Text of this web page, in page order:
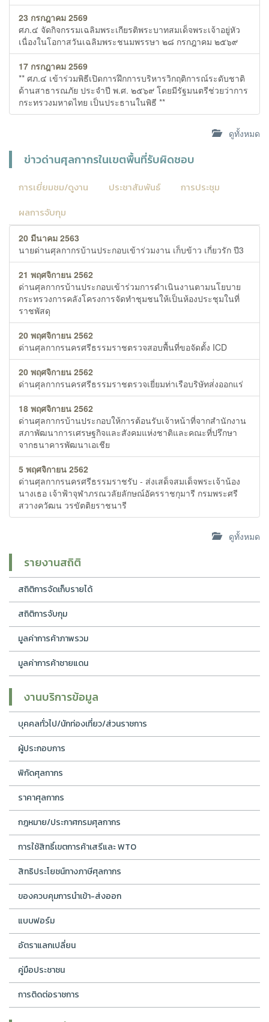
23 กรกฎาคม 2569
ศภ.๔ จัดกิจกรรมเฉลิมพระเกียรติพระบาทสมเด็จพระเจ้าอยู่หัว
เนื่องในโอกาสวันเฉลิมพระชนมพรรษา ๒๘ กรกฎาคม ๒๕๖๙
17 กรกฎาคม 2569
** ศภ.๔ เข้าร่วมพิธีเปิดการฝึกการบริหารวิกฤติการณ์ระดับชาติ
ด้านสาธารณภัย ประจำปี พ.ศ. ๒๕๖๙ โดยมีรัฐมนตรีช่วยว่าการ
กระทรวงมหาดไทย เป็นประธานในพิธี **
ดูทั้งหมด
ข่าวด่านศุลกากรในเขตพื้นที่รับผิดชอบ
การเยี่ยมชม/ดูงาน ประชาสัมพันธ์
การประชุม
ผลการจับกุม
20 มีนาคม 2563
นายด่านศุลกากรบ้านประกอบเข้าร่วมงาน เก็บข้าว เกี่ยวรัก ปี3
21 พฤศจิกายน 2562
ด่านศุลกากรบ้านประกอบเข้าร่วมการดำเนินงานตามนโยบาย
กระทรวงการคลังโครงการจัดทำชุมชนให้เป็นห้องประชุมในที่
ราชพัสดุ
20 พฤศจิกายน 2562
ด่านศุลกากรนครศรีธรรมราชตรวจสอบพื้นที่ขอจัดตั้ง ICD
20 พฤศจิกายน 2562
ด่านศุลกากรนครศรีธรรมราชตรวจเยี่ยมท่าเรือบริษัทส่่งออกแร่
18 พฤศจิกายน 2562
ด่านศุลกากรบ้านประกอบให้การต้อนรับเจ้าหน้าที่จากสำนักงาน
สภาพัฒนาการเศรษฐกิจและสังคมแห่งชาติและคณะที่ปรึกษา
จากธนาคารพัฒนาเอเชีย
5 พฤศจิกายน 2562
ด่านศุลกากรนครศรีธรรมราชรับ - ส่งเสด็จสมเด็จพระเจ้าน้อง
นางเธอ เจ้าฟ้าจุฬาภรณวลัยลักษณ์อัครราชกุมารี กรมพระศรี
สวางควัฒน วรขัตติยราชนารี
ดูทั้งหมด
รายงานสถิติ
สถิติการจัดเก็บรายได้
สถิติการจับกุม
มูลค่าการค้าภาพรวม
มูลค่าการค้าชายแดน
งานบริการข้อมูล
บุคคลทั่วไป/นักท่องเที่ยว/ส่วนราชการ
ผู้ประกอบการ
พิกัดศุลกากร
ราคาศุลกากร
กฎหมาย/ประกาศกรมศุลกากร
การใช้สิทธิ์เขตการค้าเสรีและ WTO
สิทธิประโยชน์ทางภาษีศุลกากร
ของควบคุมการนำเข้า-ส่งออก
แบบฟอร์ม
อัตราแลกเปลี่ยน
คู่มือประชาชน
การติดต่อราชการ